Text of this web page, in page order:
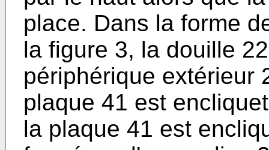
place. Dans la forme
la figure 3, la douille
périphérique extérieur
plaque 41 est
la plaque 41 est